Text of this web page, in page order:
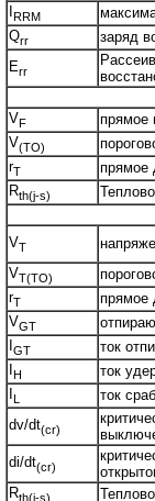
IRRM
Qrr
заряд
Err
VF прямое
V(TO)
rT прямое
Rth(j-s)
VT
VT(TO)
rT прямое
VGT
IGT ток
IH ток
IL ток
dv/dt(cr)
di/dt(cr)
Rth(j-s)